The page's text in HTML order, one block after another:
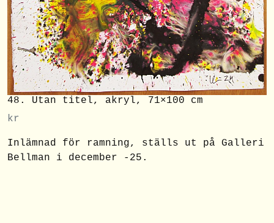
48. Utan titel, akryl, 71×100 cm
kr
Inlämnad för ramning, ställs ut på Galleri
Bellman i december -25.